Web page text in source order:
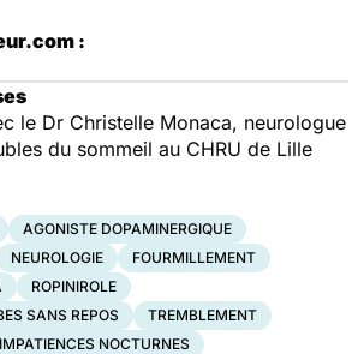
:
le Dr Christelle Monaca, neurologue
du sommeil au CHRU de Lille
AGONISTE DOPAMINERGIQUE
NEUROLOGIE
FOURMILLEMENT
ROPINIROLE
SANS REPOS
TREMBLEMENT
IMPATIENCES NOCTURNES